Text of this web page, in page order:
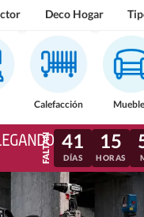
Deco Hogar
Calefacción
41
DÍAS
15
HORAS